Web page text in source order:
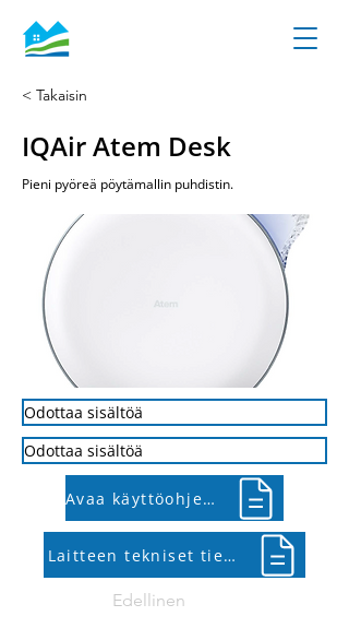
< Takaisin
IQAir Atem Desk
Pieni pyöreä pöytämallin puhdistin.
Odottaa sisältöä
Odottaa sisältöä
Avaa käyttöohje (PDF)
Laitteen tekniset tiedot (PDF)
Edellinen